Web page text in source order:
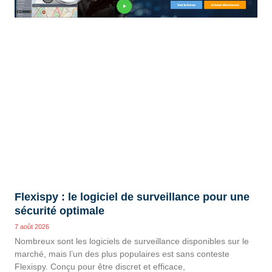
Flexispy : le logiciel de surveillance pour une
sécurité optimale
7 août 2026
Nombreux sont les logiciels de surveillance disponibles sur le
marché, mais l’un des plus populaires est sans conteste
Flexispy. Conçu pour être discret et efficace,